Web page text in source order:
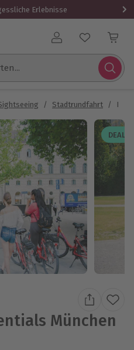
Erlebnisse
Benutzerkonto
/ Stadtrundfahrt /
DEAL
München